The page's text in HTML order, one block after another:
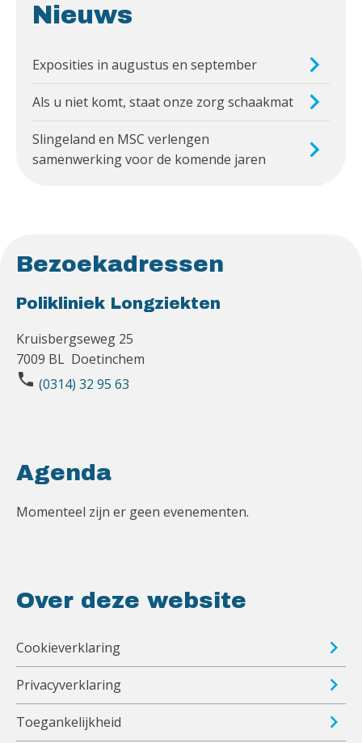
Nieuws
Exposities in augustus en september
Als u niet komt, staat onze zorg schaakmat
Slingeland en MSC verlengen
samenwerking voor de komende jaren
Bezoekadressen
Polikliniek Longziekten
Kruisbergseweg 25
7009 BL Doetinchem
phone (0314) 32 95 63
Agenda
Momenteel zijn er geen evenementen.
Over deze website
Cookieverklaring
Privacyverklaring
Toegankelijkheid